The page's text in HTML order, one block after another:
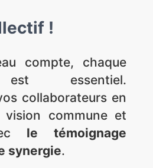
!
compte, chaque
essentiel.
collaborateurs en
vision commune et
le témoignage
synergie.